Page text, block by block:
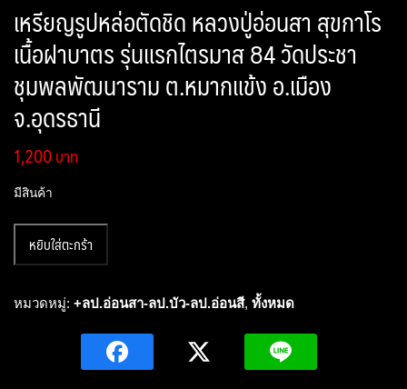
เหรียญรูปหล่อตัดชิด หลวงปู่อ่อนสา สุขกาโร
เนื้อฝาบาตร รุ่นแรกไตรมาส 84 วัดประชา
ชุมพลพัฒนาราม ต.หมากแข้ง อ.เมือง
จ.อุดรธานี
1,200
มีสินค้า
เหรียญ
หล่อ
หยิบใส่ตะกร้า
หมวดหมู่: +ลป.อ่อนสา-ลป.บัว-ลป.อ่อนสี, ทั้งหมด